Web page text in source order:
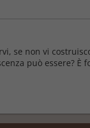
se non vi
può essere? È